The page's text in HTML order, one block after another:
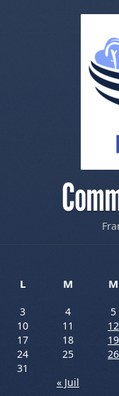
L
M M
3
4 5
10
11 12
17
18 19
24
25 26
31
« Juil